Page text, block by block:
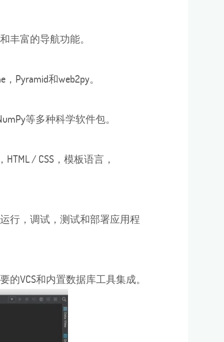
富的导航功能。
Pyramid和web2py。
等多种科学软件包。
/ CSS，模板语言，
行，调试，测试和部署应用程
VCS和内置数据库工具集成。